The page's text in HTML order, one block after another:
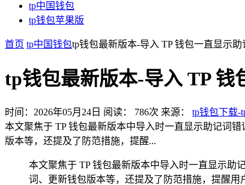
tp中国钱包
tp钱包苹果版
首页 tp中国钱包tp钱包最新版本-导入 TP 钱包一直显示
tp钱包最新版本-导入 TP 钱
时间：2026年05月24日 阅读： 786次 来源： tp钱包下载-
本文聚焦于 TP 钱包最新版本中导入时一直显示助记词
版本等，还提及了防范措施，提醒...
本文聚焦于 TP 钱包最新版本中导入时一直显示助
词、更新钱包版本等，还提及了防范措施，提醒用